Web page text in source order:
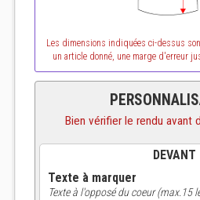
Les dimensions indiquées ci-dessus
un article donné, une marge d'erreur
Bien vérifier le rendu avant
DEVANT
Texte à marquer
Texte à l'opposé du coeur (max.15